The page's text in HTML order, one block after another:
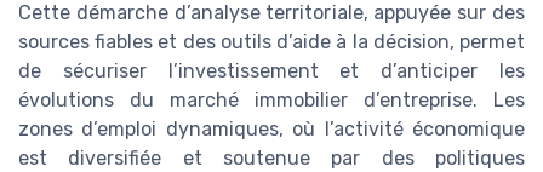
Cette démarche d’analyse territoriale, appuyée sur des
sources fiables et des outils d’aide à la décision, permet
de sécuriser l’investissement et d’anticiper les
évolutions du marché immobilier d’entreprise. Les
zones d’emploi dynamiques, où l’activité économique
est diversifiée et soutenue par des politiques